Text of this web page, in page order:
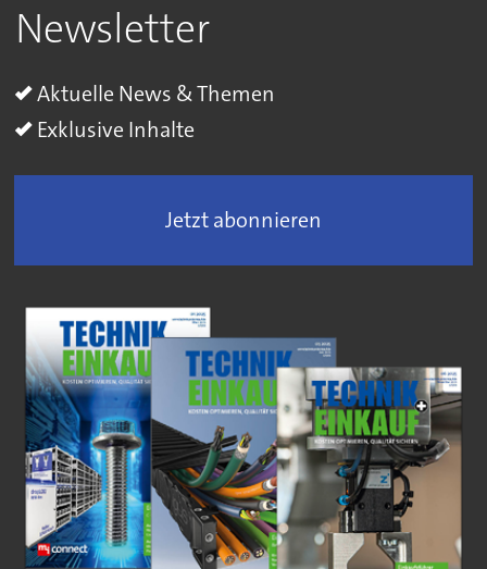
Newsletter
Aktuelle News & Themen
Exklusive Inhalte
Jetzt abonnieren